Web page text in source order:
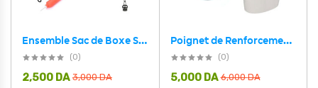
Ensemble Sac de Boxe Speed Bag SET 6Pcs pour l’entrainement à domicile – طقم كرة البوكس قابلة للإرتداد
(0)
3,000DA
2,500 DA
Poignet de Renforcement et Testeur de force de préhension Digital – جهاز تدريب مع مقياس لقبضة اليد
(0)
6,000DA
5,000 DA